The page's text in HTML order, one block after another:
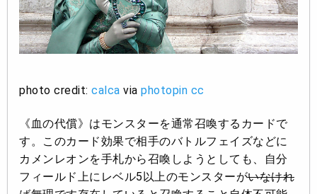
photo credit: calca via photopin cc
《血の代償》はモンスターを通常召喚するカードで
す。このカード効果で相手のバトルフェイズなどに
カメンレオンを手札から召喚しようとしても、自分
フィールド上にレベル5以上のモンスターがいなけれ